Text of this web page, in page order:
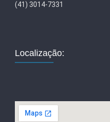
(41) 3014-7331
Localização: